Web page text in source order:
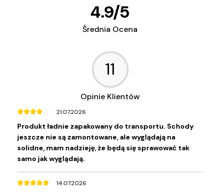
4.9/5
Średnia Ocena
11
Opinie Klientów
21.07.2026
Produkt ładnie zapakowany do transportu. Schody
jeszcze nie są zamontowane, ale wyglądają na
solidne, mam nadzieję, że będą się sprawować tak
samo jak wyglądają.
14.07.2026